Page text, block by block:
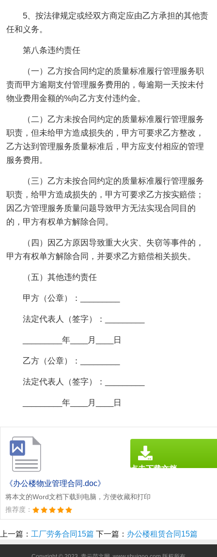
5、按法律规定或经双方商定应由乙方承担的其他责
任和义务。
第八条违约责任
（一）乙方按合同约定的质量标准履行管理服务职
责而甲方逾期支付管理服务费用的，每逾期一天按未付
物业费用金额的%向乙方支付违约金。
（二）乙方未按合同约定的质量标准履行管理服务
职责，但未给甲方造成损失的，甲方可要求乙方整改，
乙方达到管理服务质量标准后，甲方应支付相应的管理
服务费用。
（三）乙方未按合同约定的质量标准履行管理服务
职责，给甲方造成损失的，甲方可要求乙方按实赔偿；
因乙方管理服务质量问题导致甲方无法实现合同目的
的，甲方有权单方解除合同。
（四）因乙方原因导致重大火灾、失窃等事件的，
甲方有权单方解除合同，并要求乙方赔偿相关损失。
（五）其他违约责任
甲方（公章）：_________
法定代表人（签字）：_________
_________年____月____日
乙方（公章）：_________
法定代表人（签字）：_________
_________年____月____日
《办公楼物业管理合同.doc》
将本文的Word文档下载到电脑，方便收藏和打印
推荐度：
点击下载文档
上一篇： 工厂劳务合同15篇 下一篇： 办公楼租赁合同15篇